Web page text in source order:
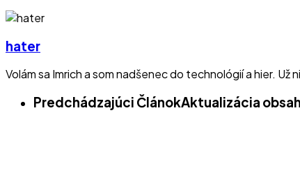
hater
Volám sa Imrich a som nadšenec do technológií a hier.
Predchádzajúci ČlánokAktualizácia